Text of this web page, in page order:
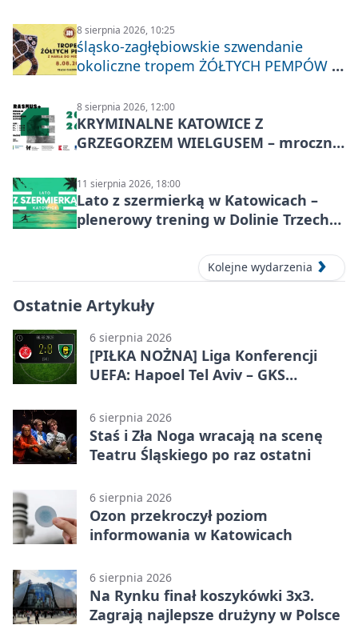
8 sierpnia 2026, 10:25
śląsko-zagłębiowskie szwendanie
okoliczne tropem ŻÓŁTYCH PEMPÓW z
8 sierpnia 2026, 12:00
KRYMINALNE KATOWICE Z
GRZEGORZEM WIELGUSEM – mroczne
11 sierpnia 2026, 18:00
Lato z szermierką w Katowicach –
plenerowy trening w Dolinie Trzech
Kolejne wydarzenia
Ostatnie Artykuły
6 sierpnia 2026
[PIŁKA NOŻNA] Liga Konferencji
UEFA: Hapoel Tel Aviv – GKS
rundy kwalifikacyjnej
6 sierpnia 2026
Staś i Zła Noga wracają na scenę
Teatru Śląskiego po raz ostatni
6 sierpnia 2026
Ozon przekroczył poziom
informowania w Katowicach
6 sierpnia 2026
Na Rynku finał koszykówki 3x3.
Zagrają najlepsze drużyny w Polsce